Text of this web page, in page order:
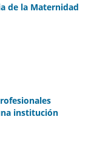
de la Maternidad
institución